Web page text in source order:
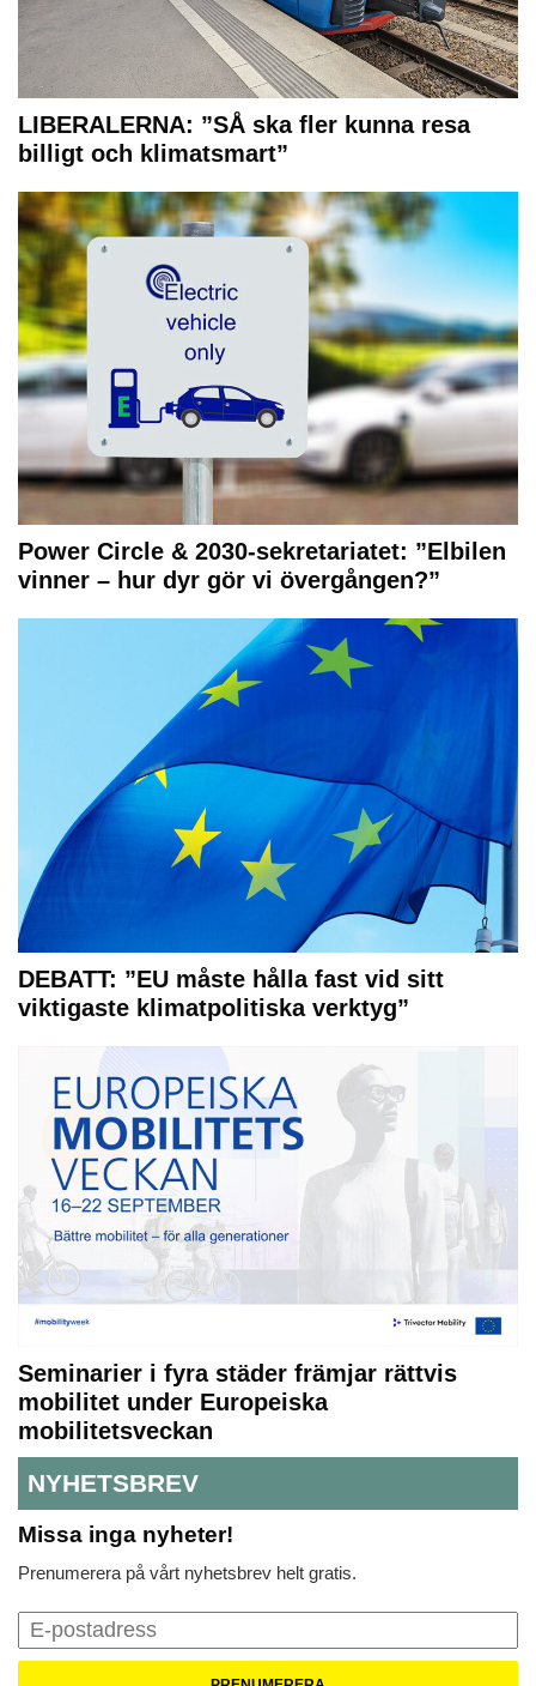
LIBERALERNA: ”SÅ ska fler kunna resa
billigt och klimatsmart”
Power Circle & 2030-sekretariatet: ”Elbilen
vinner – hur dyr gör vi övergången?”
DEBATT: ”EU måste hålla fast vid sitt
viktigaste klimatpolitiska verktyg”
Seminarier i fyra städer främjar rättvis
mobilitet under Europeiska
mobilitetsveckan
NYHETSBREV
Missa inga nyheter!
Prenumerera på vårt nyhetsbrev helt gratis.